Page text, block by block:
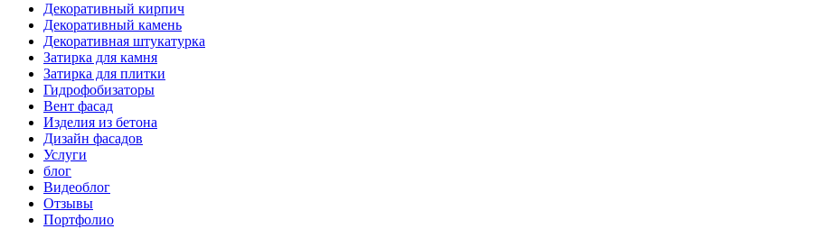
Декоративный кирпич
Декоративный камень
Декоративная штукатурка
Затирка для камня
Затирка для плитки
Гидрофобизаторы
Вент фасад
Изделия из бетона
Дизайн фасадов
Услуги
блог
Видеоблог
Отзывы
Портфолио